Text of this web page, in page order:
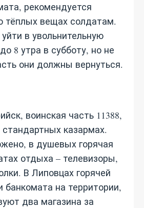
рекомендуется
тёплых вещах солдатам.
в увольнительную
8 утра в субботу, но не
они должны вернуться.
воинская часть 11388,
казармах.
в душевых горячая
отдыха – телевизоры,
В Липовцах горячей
банкомата на территории,
два магазина за